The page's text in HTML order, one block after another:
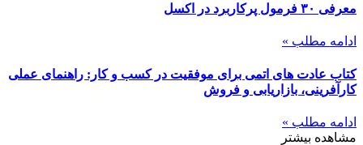
معرفی ۳۰ فرمول پرکاربرد در اکسل
ادامه مطلب »
کتاب عادت های اتمی برای موفقیت در کسب و کار: راهنمای عملی
کارآفرینی، بازاریابی و فروش
ادامه مطلب »
مشاهده بیشتر